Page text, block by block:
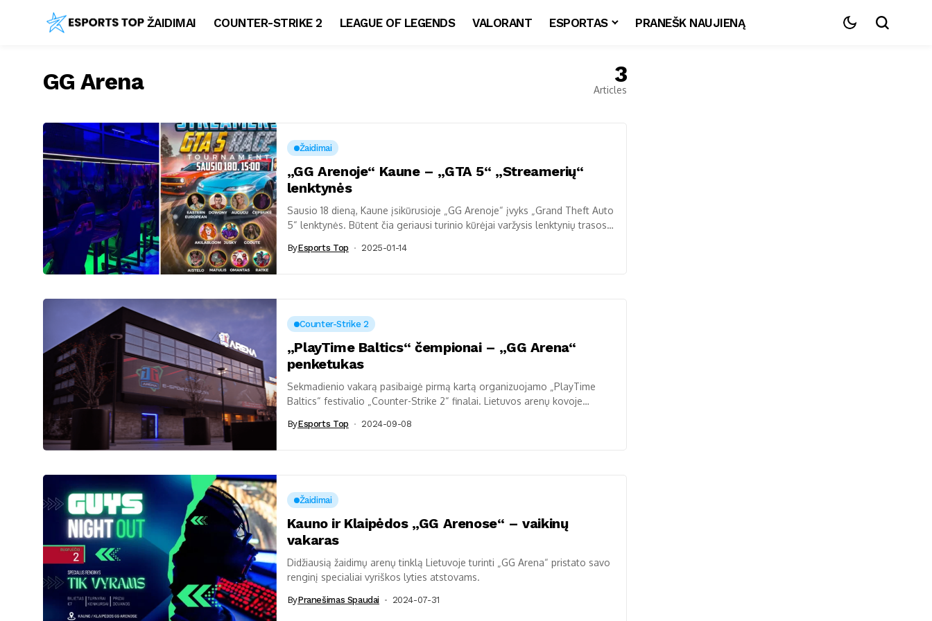
ŽAIDIMAI COUNTER-STRIKE 2 LEAGUE OF LEGENDS VALORANT ESPORTAS PRANEŠK NAUJIENĄ
GG Arena 3
Articles
Žaidimai
„GG Arenoje“ Kaune – „GTA 5“ „Streamerių“
lenktynės
Sausio 18 dieną, Kaune įsikūrusioje „GG Arenoje“ įvyks „Grand Theft Auto
5“ lenktynės. Būtent čia geriausi turinio kūrėjai varžysis lenktynių trasose
ByEsports Top 2025-01-14
Counter-Strike 2
„PlayTime Baltics“ čempionai – „GG Arena“
penketukas
Sekmadienio vakarą pasibaigė pirmą kartą organizuojamo „PlayTime
Baltics“ festivalio „Counter-Strike 2“ finalai. Lietuvos arenų kovoje
ByEsports Top 2024-09-08
Žaidimai
Kauno ir Klaipėdos „GG Arenose“ – vaikinų
vakaras
Didžiausią žaidimų arenų tinklą Lietuvoje turinti „GG Arena“ pristato savo
renginį specialiai vyriškos lyties atstovams.
ByPranešimas Spaudai 2024-07-31